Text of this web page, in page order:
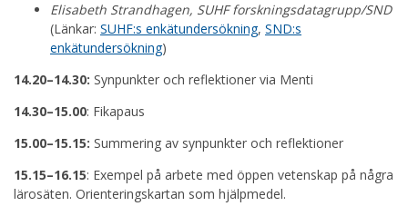
Elisabeth Strandhagen, SUHF forskningsdatagrupp/SND
(Länkar: SUHF:s enkätundersökning, SND:s
enkätundersökning)
14.20–14.30: Synpunkter och reflektioner via Menti
14.30–15.00: Fikapaus
15.00–15.15: Summering av synpunkter och reflektioner
15.15–16.15: Exempel på arbete med öppen vetenskap på några
lärosäten. Orienteringskartan som hjälpmedel.